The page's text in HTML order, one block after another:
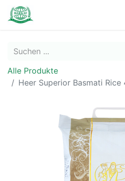
Alle Produkte
Heer Superior Basmati Rice